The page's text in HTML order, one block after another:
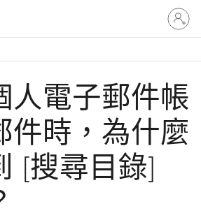
登
入
您
戶
人電子郵件帳
件時，為什麼
[搜尋目錄]